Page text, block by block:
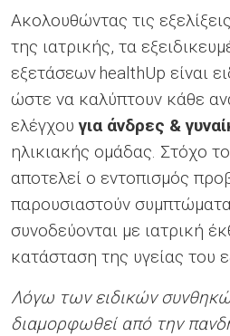
Ακολουθώντας τις
της ιατρικής, τα
εξετάσεων healthUp είναι
ώστε να καλύπτουν κάθε
ελέγχουγια άνδρες &
ηλικιακής ομάδας. Στόχο
αποτελεί ο εντοπισμός
παρουσιαστούν
συνοδεύονται με ιατρική
κατάσταση της υγείας του
Λόγω των ειδικών
διαμορφωθεί από την